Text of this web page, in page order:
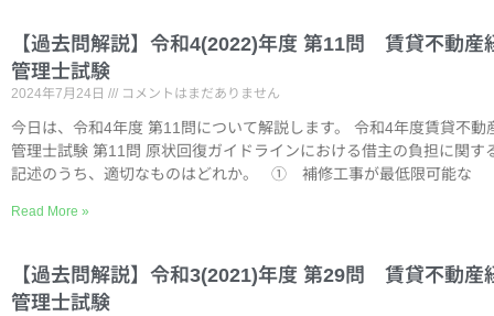
【過去問解説】令和4(2022)年度 第11問 賃貸不動産
管理士試験
2024年7月24日 コメントはまだありません
今日は、令和4年度 第11問について解説します。 令和4年度賃貸不動
管理士試験 第11問 原状回復ガイドラインにおける借主の負担に関す
記述のうち、適切なものはどれか。 ① 補修工事が最低限可能な
Read More »
【過去問解説】令和3(2021)年度 第29問 賃貸不動産
管理士試験